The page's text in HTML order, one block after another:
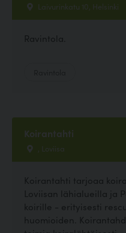
Laivurinkatu 10, Helsinki
Ravintola.
Koirantahti
, Loviisa
Koirantahti tarjoaa
Loviisan lähialueilla ja
koirille - erityisesti
huomioiden.